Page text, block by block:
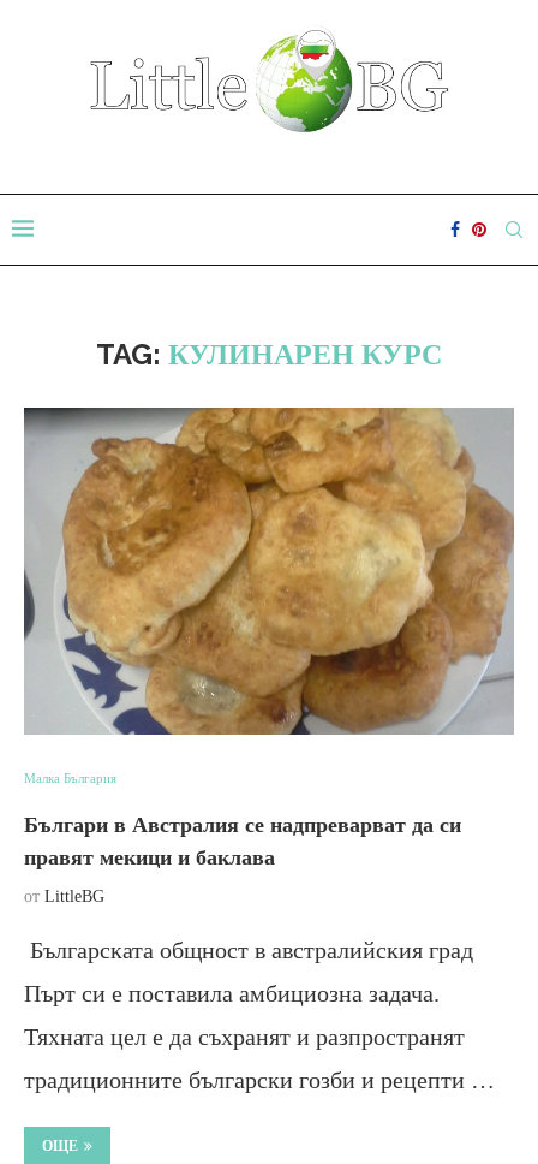
TAG: КУЛИНАРЕН КУРС
Малка България
Българи в Австралия се надпреварват да си
правят мекици и баклава
от LittleBG
Българската общност в австралийския град
Пърт си е поставила амбициозна задача.
Тяхната цел е да съхранят и разпространят
традиционните български гозби и рецепти …
ОЩЕ